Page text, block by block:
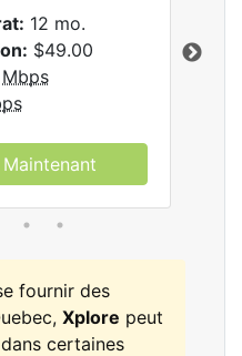
12 mo.
$49.00
Mbps
fournir des
Xplore peut
certaines